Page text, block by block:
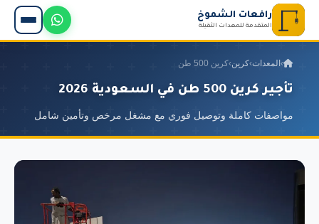
رافعات الشموخ
المتقدمة للمعدات الثقيلة
› المعدات›كرين›كرين 500 طن
تأجير كرين 500 طن في السعودية 2026
مواصفات كاملة وتوصيل فوري مع مشغل مرخص وتأمين شامل